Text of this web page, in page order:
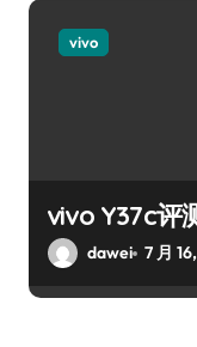
vivo
vivo Y37c评
dawei 7 月